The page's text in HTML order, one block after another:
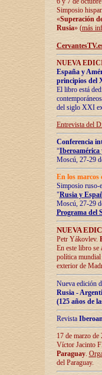
Simposio
«Superación
Rusia» (más
NUEVA
España y
principios del
El libro está
del siglo XXI
Entrevista del
Conferencia
“Iberoamérica
Moscú, 27-29
En los marcos
Simposio ruso-
"Rusia y
Moscú, 27-29
Programa del
NUEVA
Petr Yákovlev.
En este libro se
política mundial
exterior de
Nueva edición
Rusia -
(125 años de
Revista
17 de marzo
Víctor Jacinto
Paraguay.
del Paraguay.